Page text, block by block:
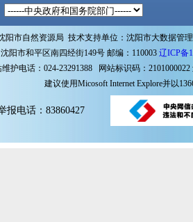
阳市自然资源局 技术支持单位：沈阳市大数据管
阳市和平区南四经街149号 邮编：110003 辽ICP备
维护电话：024-23291388 网站标识码：2101000022
建议使用Micosoft Internet Explore并以
报电话：83860427